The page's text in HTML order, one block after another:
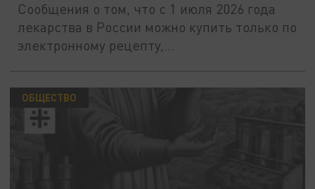
Сообщения о том, что с 1 июля 2026 года
лекарства в России можно купить только по
электронному рецепту,...
ОБЩЕСТВО